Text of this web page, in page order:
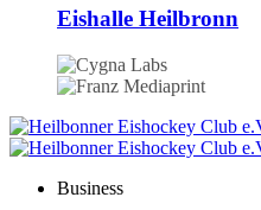
Eishalle Heilbronn
Business